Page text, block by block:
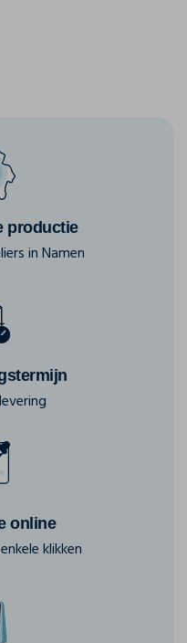
productie
in Namen
online
klikken